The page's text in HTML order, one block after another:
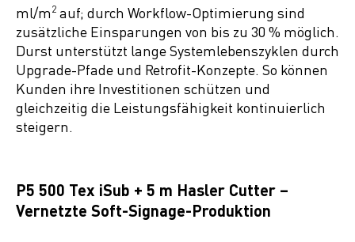
ml/m 2 auf; durch Workflow-Optimierung sind
zusätzliche Einsparungen von bis zu 30 % möglich.
Durst unterstützt lange Systemlebenszyklen durch
Upgrade-Pfade und Retrofit-Konzepte. So können
Kunden ihre Investitionen schützen und
gleichzeitig die Leistungsfähigkeit kontinuierlich
steigern.
P5 500 Tex iSub + 5 m Hasler Cutter –
Vernetzte Soft-Signage-Produktion